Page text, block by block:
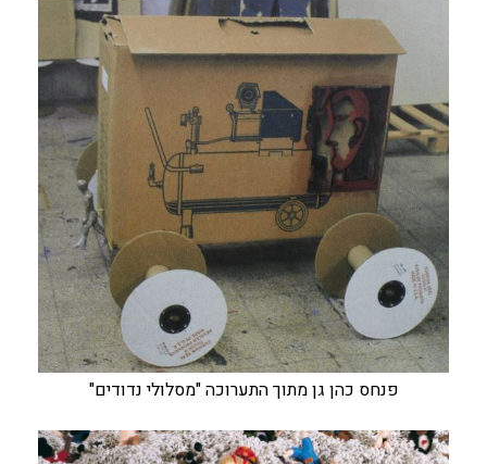
פנחס כהן גן מתוך התערוכה "מסלולי נדודים"